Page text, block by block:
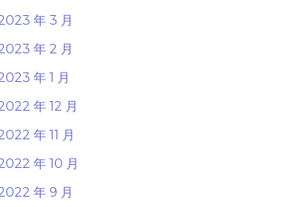
年 3 月
年 2 月
年 1 月
年 12 月
年 11 月
年 10 月
年 9 月